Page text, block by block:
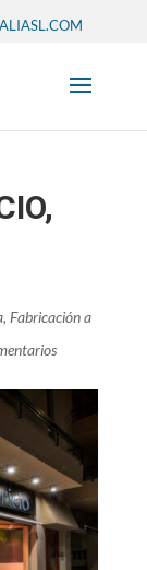
, Fabricación a